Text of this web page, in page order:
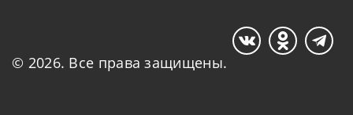
© 2026. Все права защищены.